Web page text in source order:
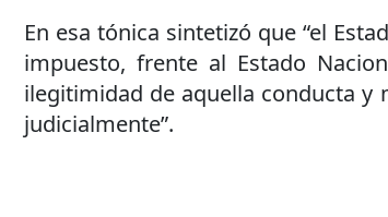
En esa tónica sintetizó que “el
impuesto, frente al Estado
ilegitimidad de aquella conducta
judicialmente”.